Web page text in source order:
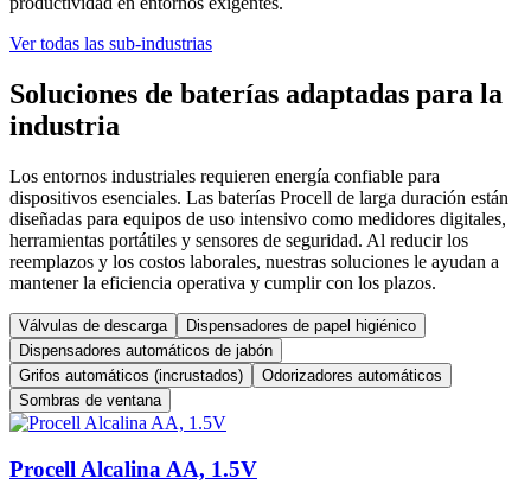
Ver todas las sub-industrias
Soluciones de baterías adaptadas para la
industria
Los entornos industriales requieren energía confiable para
dispositivos esenciales. Las baterías Procell de larga duración están
diseñadas para equipos de uso intensivo como medidores digitales,
herramientas portátiles y sensores de seguridad. Al reducir los
reemplazos y los costos laborales, nuestras soluciones le ayudan a
mantener la eficiencia operativa y cumplir con los plazos.
Válvulas de descarga
Dispensadores de papel higiénico
Dispensadores automáticos de jabón
Grifos automáticos (incrustados)
Odorizadores automáticos
Sombras de ventana
Procell Alcalina AA, 1.5V